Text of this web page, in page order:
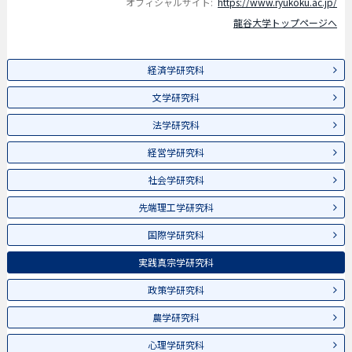
龍谷大学トップページへ
経済学研究科
文学研究科
法学研究科
経営学研究科
社会学研究科
先端理工学研究科
国際学研究科
実践真宗学研究科
政策学研究科
農学研究科
心理学研究科